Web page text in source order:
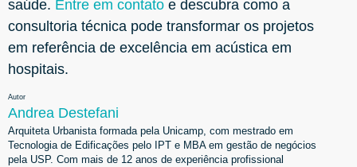
saúde. Entre em contato e descubra como a
consultoria técnica pode transformar os projetos
em referência de excelência em acústica em
hospitais.
Autor
Andrea Destefani
Arquiteta Urbanista formada pela Unicamp, com mestrado em
Tecnologia de Edificações pelo IPT e MBA em gestão de negócios
pela USP. Com mais de 12 anos de experiência profissional